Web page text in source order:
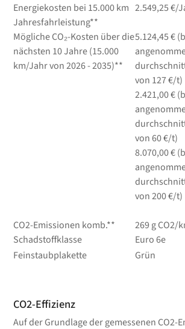
Energiekosten bei 15.000 km
Jahresfahrleistung**
2.549,25 €/
Mögliche CO₂-Kosten über die
nächsten 10 Jahre (15.000
km/Jahr von 2026 - 2035)**
5.124,45 €
von 127 €/t)
2.421,00 €
von 60 €/t)
8.070,00 €
von 200 €/t)
CO2-Emissionen komb.**
269 g CO2/
Schadstoffklasse
Euro 6e
Feinstaubplakette
Grün
CO2-Effizienz
Auf der Grundlage der gemessenen CO2-